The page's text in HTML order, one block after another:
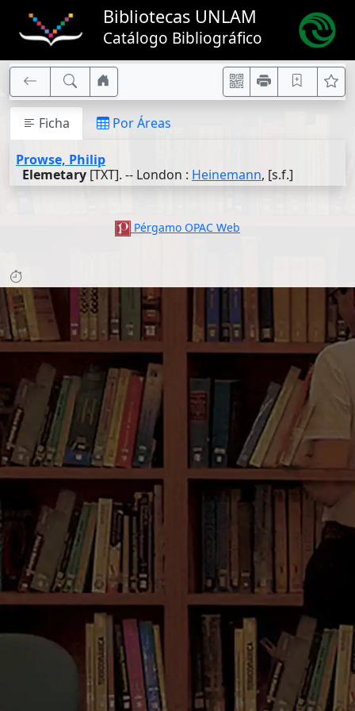
Bibliotecas UNLAM
Catálogo Bibliográfico
Ficha Por Áreas
Prowse, Philip
Elemetary [TXT]. -- London : Heinemann, [s.f.]
Pérgamo OPAC Web